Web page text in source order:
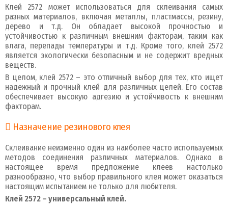
Клей 2572 может использоваться для склеивания самых
разных материалов, включая металлы, пластмассы, резину,
дерево и т.д. Он обладает высокой прочностью и
устойчивостью к различным внешним факторам, таким как
влага, перепады температуры и т.д. Кроме того, клей 2572
является экологически безопасным и не содержит вредных
веществ.
В целом, клей 2572 – это отличный выбор для тех, кто ищет
надежный и прочный клей для различных целей. Его состав
обеспечивает высокую адгезию и устойчивость к внешним
факторам.
Назначение резинового клея
Склеивание неизменно один из наиболее часто используемых
методов соединения различных материалов. Однако в
настоящее время предложение клеев настолько
разнообразно, что выбор правильного клея может оказаться
настоящим испытанием не только для любителя.
Клей 2572 – универсальный клей.